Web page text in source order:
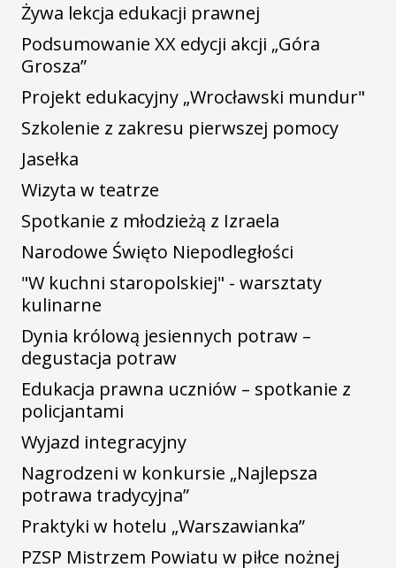
Żywa lekcja edukacji prawnej
Podsumowanie XX edycji akcji „Góra
Grosza”
Projekt edukacyjny „Wrocławski mundur"
Szkolenie z zakresu pierwszej pomocy
Jasełka
Wizyta w teatrze
Spotkanie z młodzieżą z Izraela
Narodowe Święto Niepodległości
"W kuchni staropolskiej" - warsztaty
kulinarne
Dynia królową jesiennych potraw –
degustacja potraw
Edukacja prawna uczniów – spotkanie z
policjantami
Wyjazd integracyjny
Nagrodzeni w konkursie „Najlepsza
potrawa tradycyjna”
Praktyki w hotelu „Warszawianka”
PZSP Mistrzem Powiatu w piłce nożnej